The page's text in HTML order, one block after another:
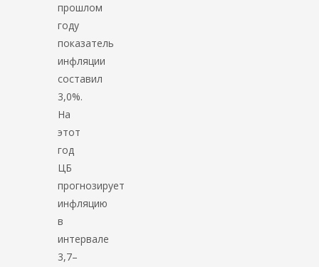
прошлом
году
показатель
инфляции
составил
3,0%.
На
этот
год
ЦБ
прогнозирует
инфляцию
в
интервале
3,7–